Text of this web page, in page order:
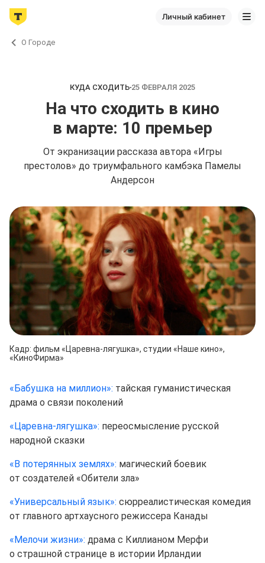
Личный кабинет
О Городе
КУДА СХОДИТЬ 25 ФЕВРАЛЯ 2025
На что сходить в кино
в марте: 10 премьер
От экранизации рассказа автора «Игры
престолов» до триумфального камбэка Памелы
Андерсон
Кадр: фильм «Царевна-лягушка», студии «Наше кино»,
«КиноФирма»
«Бабушка на миллион»: тайская гуманистическая
драма о связи поколений
«Царевна-лягушка»: переосмысление русской
народной сказки
«В потерянных землях»: магический боевик
от создателей «Обители зла»
«Универсальный язык»: сюрреалистическая комедия
от главного артхаусного режиссера Канады
«Мелочи жизни»: драма с Киллианом Мерфи
о страшной странице в истории Ирландии